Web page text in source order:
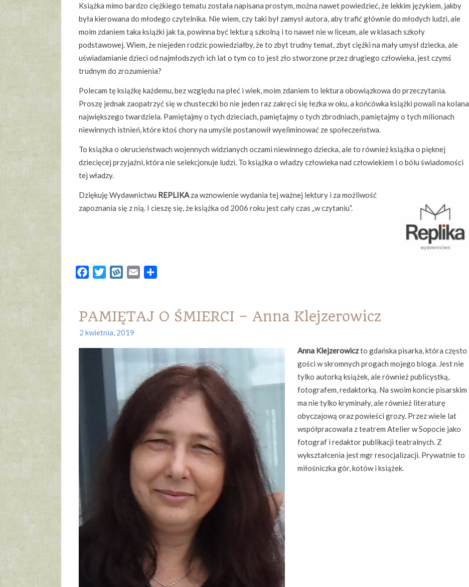
Książka mimo bardzo ciężkiego tematu została napisana prostym, można nawet powiedzieć, że lekkim językiem, jakby
była kierowana do młodego czytelnika. Nie wiem, czy taki był zamysł autora, aby trafić głównie do młodych ludzi, ale
moim zdaniem taka książki jak ta, powinna być lekturą szkolną i to nawet nie w liceum, ale w klasach szkoły
podstawowej. Wiem, że niejeden rodzic powiedziałby, że to zbyt trudny temat, zbyt ciężki na mały umysł dziecka, ale
uświadamianie dzieci od najmłodszych ich lat o tym co to jest zło stworzone przez drugiego człowieka, jest czymś
trudnym do zrozumienia?
Polecam tę książkę każdemu, bez względu na płeć i wiek, moim zdaniem to lektura obowiązkowa do przeczytania.
Proszę jednak zaopatrzyć się w chusteczki bo nie jeden raz zakręci się łezka w oku, a końcówka książki powali na kolana
największego twardziela. Pamiętajmy o tych dzieciach, pamiętajmy o tych zbrodniach, pamiętajmy o tych milionach
niewinnych istnień, które ktoś chory na umyśle postanowił wyeliminować ze społeczeństwa.
To książka o okrucieństwach wojennych widzianych oczami niewinnego dziecka, ale to również książka o pięknej
dziecięcej przyjaźni, która nie selekcjonuje ludzi. To książka o władzy człowieka nad człowiekiem i o bólu świadomości
tej władzy.
Dziękuję Wydawnictwu REPLIKAza wznowienie wydania tej ważnej lektury i za możliwość
zapoznania się z nią. I cieszę się, że książka od 2006 roku jest cały czas „w czytaniu”.
FacebookTwitterWykopEmail
PAMIĘTAJ O ŚMIERCI – Anna Klejzerowicz
2 kwietnia, 2019
Anna Klejzerowiczto gdańska pisarka, która często
gości w skromnych progach mojego bloga. Jest nie
tylko autorką książek, ale również publicystką,
fotografem, redaktorką. Na swoim koncie pisarskim
ma nie tylko kryminały, ale również literaturę
obyczajową oraz powieści grozy. Przez wiele lat
współpracowała z teatrem Atelier w Sopocie jako
fotograf i redaktor publikacji teatralnych. Z
wykształcenia jest mgr resocjalizacji. Prywatnie to
miłośniczka gór, kotów i książek.